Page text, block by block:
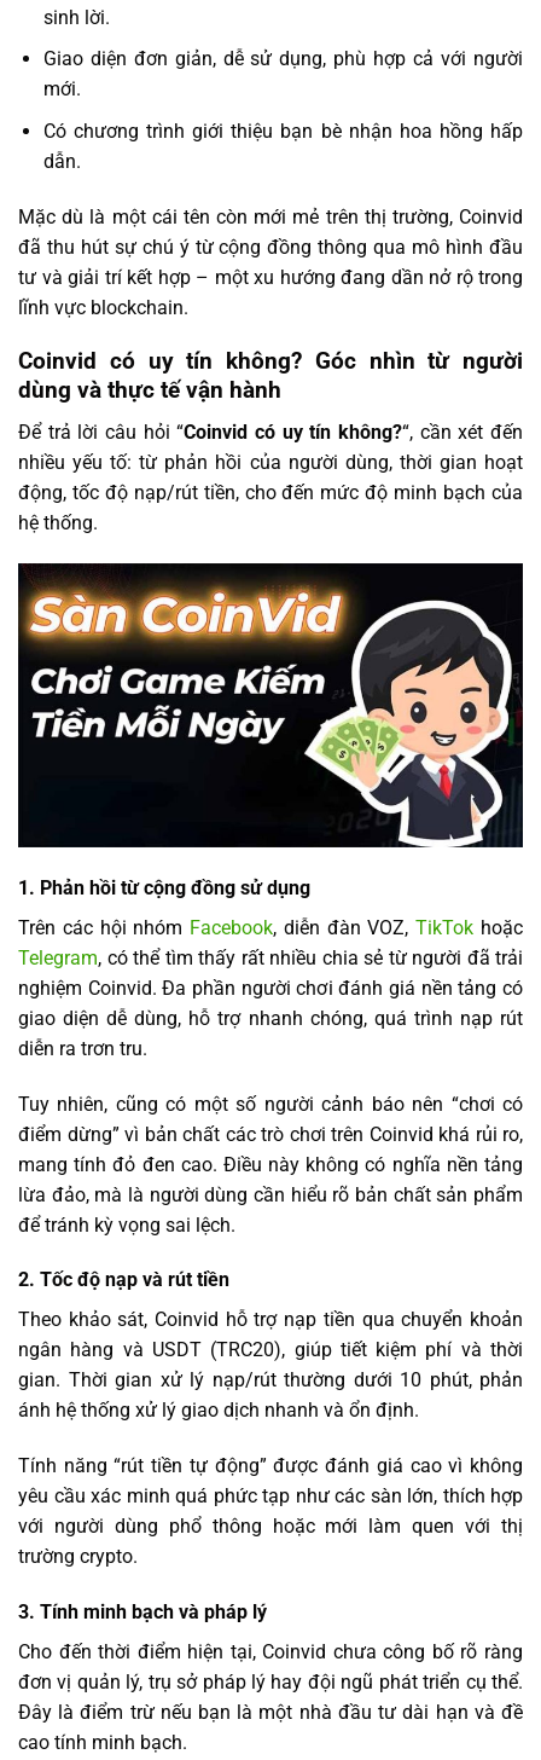
sinh lời.
Giao diện đơn giản, dễ sử dụng, phù hợp cả với người
mới.
Có chương trình giới thiệu bạn bè nhận hoa hồng hấp
dẫn.
Mặc dù là một cái tên còn mới mẻ trên thị trường, Coinvid
đã thu hút sự chú ý từ cộng đồng thông qua mô hình đầu
tư và giải trí kết hợp – một xu hướng đang dần nở rộ trong
lĩnh vực blockchain.
Coinvid có uy tín không? Góc nhìn từ người
dùng và thực tế vận hành
Để trả lời câu hỏi “Coinvid có uy tín không?“, cần xét đến
nhiều yếu tố: từ phản hồi của người dùng, thời gian hoạt
động, tốc độ nạp/rút tiền, cho đến mức độ minh bạch của
hệ thống.
1. Phản hồi từ cộng đồng sử dụng
Trên các hội nhóm Facebook, diễn đàn VOZ,TikTok hoặc
Telegram, có thể tìm thấy rất nhiều chia sẻ từ người đã trải
nghiệm Coinvid. Đa phần người chơi đánh giá nền tảng có
giao diện dễ dùng, hỗ trợ nhanh chóng, quá trình nạp rút
diễn ra trơn tru.
Tuy nhiên, cũng có một số người cảnh báo nên “chơi có
điểm dừng” vì bản chất các trò chơi trên Coinvid khá rủi ro,
mang tính đỏ đen cao. Điều này không có nghĩa nền tảng
lừa đảo, mà là người dùng cần hiểu rõ bản chất sản phẩm
để tránh kỳ vọng sai lệch.
2. Tốc độ nạp và rút tiền
Theo khảo sát, Coinvid hỗ trợ nạp tiền qua chuyển khoản
ngân hàng và USDT (TRC20), giúp tiết kiệm phí và thời
gian. Thời gian xử lý nạp/rút thường dưới 10 phút, phản
ánh hệ thống xử lý giao dịch nhanh và ổn định.
Tính năng “rút tiền tự động” được đánh giá cao vì không
yêu cầu xác minh quá phức tạp như các sàn lớn, thích hợp
với người dùng phổ thông hoặc mới làm quen với thị
trường crypto.
3. Tính minh bạch và pháp lý
Cho đến thời điểm hiện tại, Coinvid chưa công bố rõ ràng
đơn vị quản lý, trụ sở pháp lý hay đội ngũ phát triển cụ thể.
Đây là điểm trừ nếu bạn là một nhà đầu tư dài hạn và đề
cao tính minh bạch.